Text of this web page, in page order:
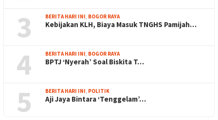
3 BERITA HARI INI BOGOR RAYA
Kebijakan KLH, Biaya Masuk TNGHS Pamijah…
4 BERITA HARI INI BOGOR RAYA
BPTJ ‘Nyerah’ Soal Biskita T…
5 BERITA HARI INI POLITIK
Aji Jaya Bintara ‘Tenggelam’…